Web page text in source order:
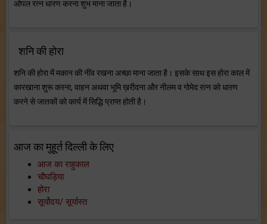
ओपल रत्न धारण करना शुभ माना जाता है।
शनि की होरा
शनि की होरा में मकान की नींव रखना अच्छा माना जाता है। इसके साथ इस होरा काल में
कारखाना शुरू करना, वाहन अथवा भूमि ख़रीदना और नीलम व गोमेद रत्न को धारण
करने से जातकों को कार्य में सिद्धि प्राप्त होती है।
आज का मुहूर्त दिल्ली के लिए
आज का राहुकाल
चौघड़िया
होरा
सूर्योदय/ सूर्यास्त